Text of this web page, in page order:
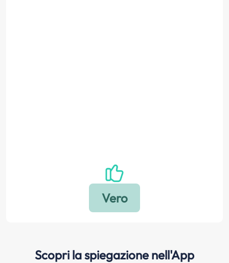
Scopri la spiegazione nell'App